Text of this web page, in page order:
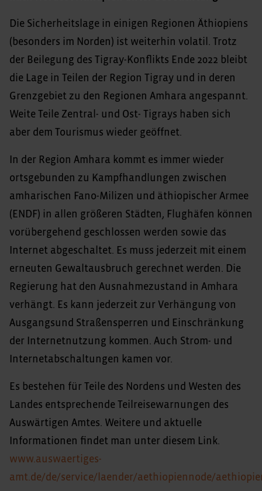
Die Sicherheitslage in einigen Regionen Äthiopiens
(besonders im Norden) ist weiterhin volatil. Trotz
der Beilegung des Tigray-Konflikts Ende 2022 bleibt
die Lage in Teilen der Region Tigray und in deren
Grenzgebiet zu den Regionen Amhara angespannt.
Weite Teile Zentral- und Ost- Tigrays haben sich
aber dem Tourismus wieder geöffnet.
In der Region Amhara kommt es immer wieder
ortsgebunden zu Kampfhandlungen zwischen
amharischen Fano-Milizen und äthiopischer Armee
(ENDF) in allen größeren Städten, Flughäfen können
vorübergehend geschlossen werden sowie das
Internet abgeschaltet. Es muss jederzeit mit einem
erneuten Gewaltausbruch gerechnet werden. Die
Regierung hat den Ausnahmezustand in Amhara
verhängt. Es kann jederzeit zur Verhängung von
Ausgangsund Straßensperren und Einschränkung
der Internetnutzung kommen. Auch Strom- und
Internetabschaltungen kamen vor.
Es bestehen für Teile des Nordens und Westen des
Landes entsprechende Teilreisewarnungen des
Auswärtigen Amtes. Weitere und aktuelle
Informationen findet man unter diesem Link.
www.auswaertiges-
amt.de/de/service/laender/aethiopiennode/